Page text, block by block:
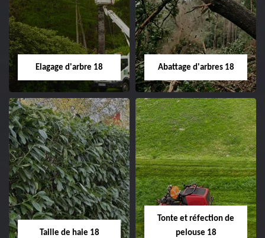
Artisan paysagiste 18
Cher tel: 02.52.56.49.40
changement
grillage et clôture
18
Spécialiste en pose et
changement grillage et
clôture 18 Cher tel:
02.52.56.49.40
Elagage d'arbre 18
Elagage d'arbre 18
Entreprise élagage
d'arbre 18 Cher tel:
02.52.56.49.40
Abattage d'arbres 18
Abattage d'arbres
18
Entreprise abattage
Taille de haie 18
Tonte et réfection de
pelouse 18